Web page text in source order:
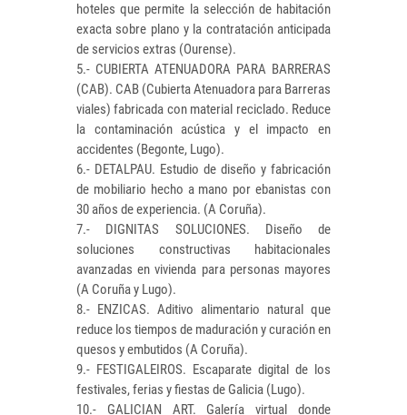
hoteles que permite la selección de habitación
exacta sobre plano y la contratación anticipada
de servicios extras (Ourense).
5.- CUBIERTA ATENUADORA PARA BARRERAS
(CAB). CAB (Cubierta Atenuadora para Barreras
viales) fabricada con material reciclado. Reduce
la contaminación acústica y el impacto en
accidentes (Begonte, Lugo).
6.- DETALPAU. Estudio de diseño y fabricación
de mobiliario hecho a mano por ebanistas con
30 años de experiencia. (A Coruña).
7.- DIGNITAS SOLUCIONES. Diseño de
soluciones constructivas habitacionales
avanzadas en vivienda para personas mayores
(A Coruña y Lugo).
8.- ENZICAS. Aditivo alimentario natural que
reduce los tiempos de maduración y curación en
quesos y embutidos (A Coruña).
9.- FESTIGALEIROS. Escaparate digital de los
festivales, ferias y fiestas de Galicia (Lugo).
10.- GALICIAN ART. Galería virtual donde